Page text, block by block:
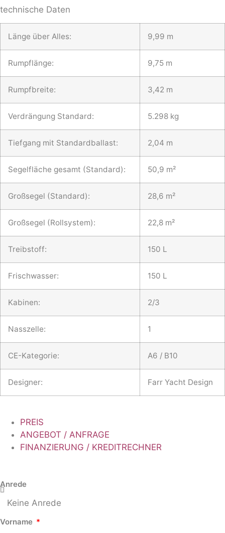
technische Daten
Länge über Alles: 9,99 m
Rumpflänge: 9,75 m
Rumpfbreite: 3,42 m
Verdrängung Standard: 5.298 kg
Tiefgang mit Standardballast: 2,04 m
Segelfläche gesamt (Standard): 50,9 m²
Großsegel (Standard): 28,6 m²
Großsegel (Rollsystem): 22,8 m²
Treibstoff: 150 L
Frischwasser: 150 L
Kabinen: 2/3
Nasszelle: 1
CE-Kategorie: A6 / B10
Designer: Farr Yacht Design
PREIS
ANGEBOT / ANFRAGE
FINANZIERUNG / KREDITRECHNER
Anrede
Vorname